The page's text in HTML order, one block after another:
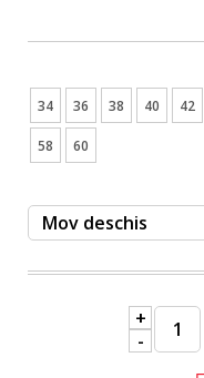
34
36 38 40 42
58 60
+
-